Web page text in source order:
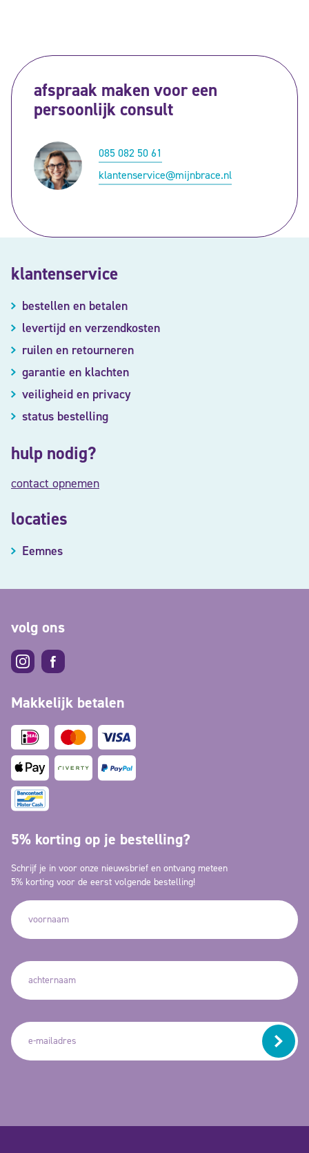
afspraak maken voor een
persoonlijk consult
085 082 50 61
klantenservice@mijnbrace.nl
klantenservice
bestellen en betalen
levertijd en verzendkosten
ruilen en retourneren
garantie en klachten
veiligheid en privacy
status bestelling
hulp nodig?
contact opnemen
locaties
Eemnes
volg ons
Makkelijk betalen
5% korting op je bestelling?
Schrijf je in voor onze nieuwsbrief en ontvang meteen
5% korting voor de eerst volgende bestelling!